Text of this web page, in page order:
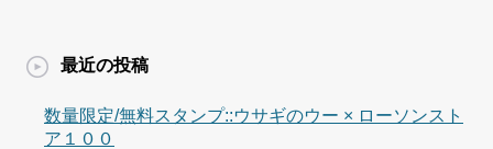
最近の投稿
数量限定/無料スタンプ::ウサギのウー × ローソンスト
ア１００